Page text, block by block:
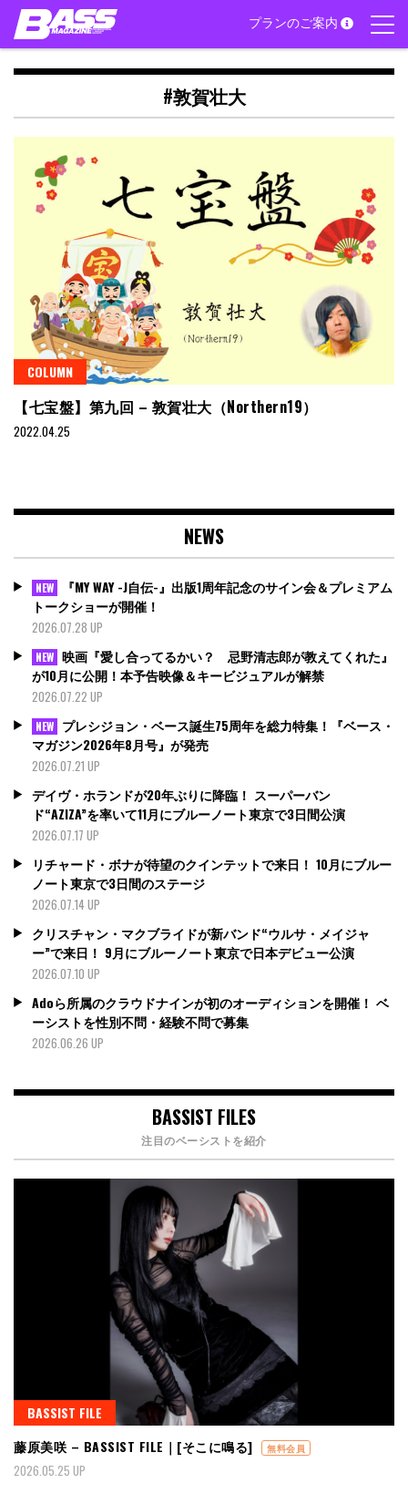
Skip
content
プランのご案内
#敦賀壮大
COLUMN
【七宝盤】第九回 – 敦賀壮大（Northern19）
2022.04.25
NEWS
NEW
『MY WAY -J自伝-』出版1周年記念のサイン会＆プレミアム
トークショーが開催！
2026.07.28 UP
NEW 映画『愛し合ってるかい？ 忌野清志郎が教えてくれた』
が10月に公開！本予告映像＆キービジュアルが解禁
2026.07.22 UP
NEW プレシジョン・ベース誕生75周年を総力特集！『ベース・
マガジン2026年8月号』が発売
2026.07.21 UP
デイヴ・ホランドが20年ぶりに降臨！ スーパーバン
ド“AZIZA”を率いて11月にブルーノート東京で3日間公演
2026.07.17 UP
リチャード・ボナが待望のクインテットで来日！ 10月にブルー
ノート東京で3日間のステージ
2026.07.14 UP
クリスチャン・マクブライドが新バンド“ウルサ・メイジャ
ー”で来日！ 9月にブルーノート東京で日本デビュー公演
2026.07.10 UP
Adoら所属のクラウドナインが初のオーディションを開催！ ベ
ーシストを性別不問・経験不問で募集
2026.06.26 UP
BASSIST FILES
注目のベーシストを紹介
BASSIST FILE
藤原美咲 – BASSIST FILE｜[そこに鳴る]
無料会員
2026.05.25 UP